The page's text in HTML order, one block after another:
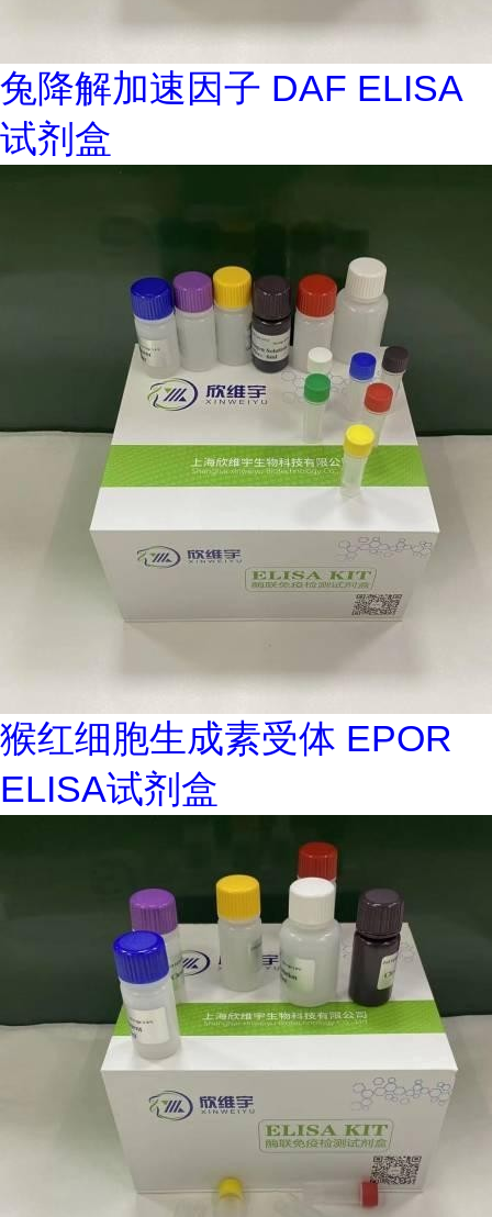
兔降解加速因子 DAF ELISA
试剂盒
猴红细胞生成素受体 EPOR
ELISA试剂盒